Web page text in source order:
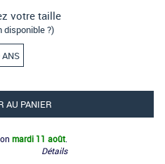
votre taille
disponible ?)
ANS
AU PANIER
mardi 11 août
Détails